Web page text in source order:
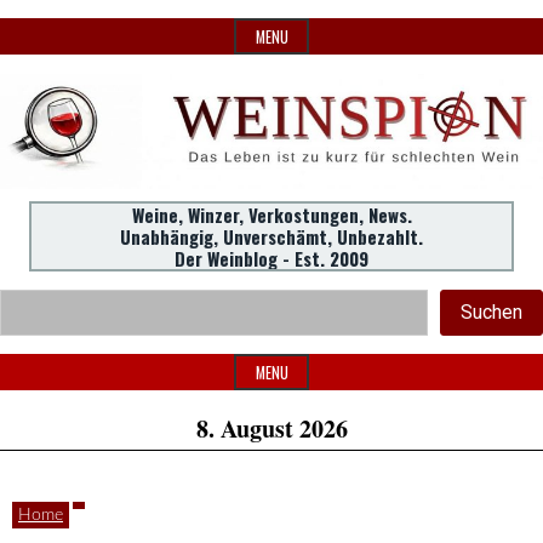
to
MENU
WeinSpion
|
Das
Weine,
Winzer,
Verkostungen.
Header
Widget
Area
Weine, Winzer, Verkostungen, News.
Unabhängig, Unverschämt, Unbezahlt.
Der Weinblog - Est. 2009
Suchen
MENU
8. August 2026
Home